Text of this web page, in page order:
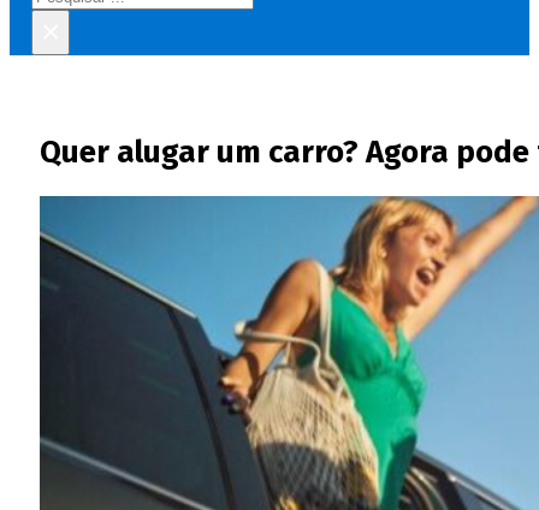
Quer alugar um carro? Agora